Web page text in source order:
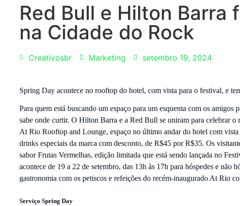
Red Bull e Hilton Barra
na Cidade do Rock
Creativosbr Marketing setembro 19, 2024
Spring Day acontece no rooftop do hotel, com vista para o festival, e
Para quem está buscando um espaço para um esquenta com os
sabe onde curtir. O Hilton Barra e a Red Bull se uniram para celebrar
At Rio Rooftop and Lounge, espaço no último andar do hotel com
drinks especiais da marca com desconto, de R$45 por R$35. Os
sabor Frutas Vermelhas, edição limitada que está sendo lançada no
acontece de 19 a 22 de setembro, das 13h às 17h para hóspedes e não
gastronomia com os petiscos e refeições do recém-inaugurado At Rio
Serviço Spring Day